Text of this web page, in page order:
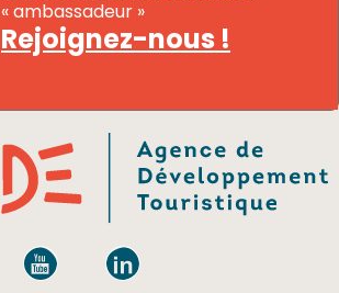
« ambassadeur »
Rejoignez-nous !